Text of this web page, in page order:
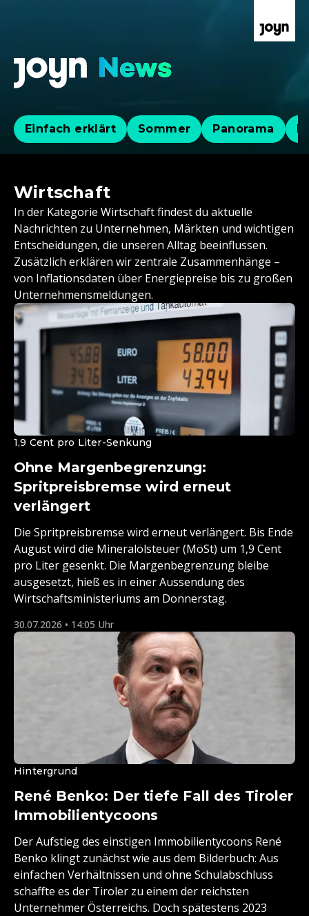
Einfach erklärt Sommer Panorama
Wirtschaft
In der Kategorie Wirtschaft findest du aktuelle
Nachrichten zu Unternehmen, Märkten und wichtigen
Entscheidungen, die unseren Alltag beeinflussen.
Zusätzlich erklären wir zentrale Zusammenhänge –
von Inflationsdaten über Energiepreise bis zu großen
Unternehmensmeldungen.
1,9 Cent pro Liter-Senkung
Ohne Margenbegrenzung:
Spritpreisbremse wird erneut
verlängert
Die Spritpreisbremse wird erneut verlängert. Bis Ende
August wird die Mineralölsteuer (MöSt) um 1,9 Cent
pro Liter gesenkt. Die Margenbegrenzung bleibe
ausgesetzt, hieß es in einer Aussendung des
Wirtschaftsministeriums am Donnerstag.
30.07.2026 • 14:05 Uhr
Hintergrund
René Benko: Der tiefe Fall des Tiroler
Immobilientycoons
Der Aufstieg des einstigen Immobilientycoons René
Benko klingt zunächst wie aus dem Bilderbuch: Aus
einfachen Verhältnissen und ohne Schulabschluss
schaffte es der Tiroler zu einem der reichsten
Unternehmer Österreichs. Doch spätestens 2023